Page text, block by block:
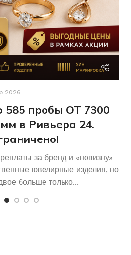
У
ХАРАКТЕРИСТИКА
РАЗМЕР КОЛЬЦА
ДЛЯ КОГО Женщинам
2026
585 пробы ОТ 7300
в Ривьера 24.
за бренд и «новизну»
ювелирные изделия, но
больше только...